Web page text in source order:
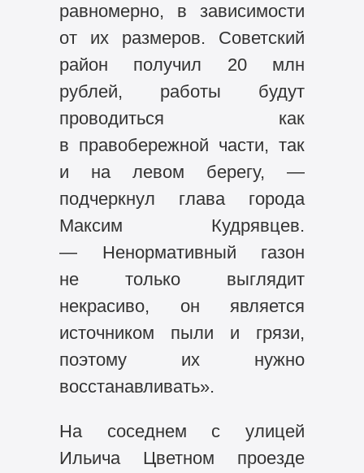
равномерно, в зависимости
от их размеров. Советский
район получил 20 млн
рублей, работы будут
проводиться как
в правобережной части, так
и на левом берегу, —
подчеркнул глава города
Максим Кудрявцев.
— Ненормативный газон
не только выглядит
некрасиво, он является
источником пыли и грязи,
поэтому их нужно
восстанавливать».
На соседнем с улицей
Ильича Цветном проезде